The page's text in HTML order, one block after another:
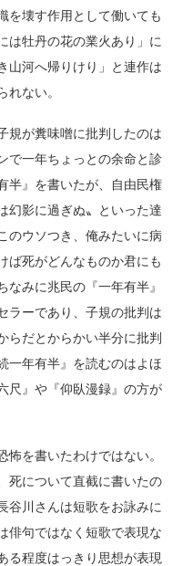
を壊す作用として働いても
は牡丹の花の業火あり」に
山河へ帰りけり」と連作は
ない。
規が糞味噌に批判したのは
で一年ちょっとの余命と診
半』を書いたが、自由民権
幻影に過ぎぬ〟といった達
のウソつき、俺みたいに病
ば死がどんなものか君にも
みに兆民の『一年有半』
ラーであり、子規の批判は
らだとからかい半分に批判
一年有半』を読むのはよほ
尺』や『仰臥漫録』の方が
を書いたわけではない。
死について直截に書いたの
谷川さんは短歌をお詠みに
俳句ではなく短歌で表現な
る程度はっきり思想が表現